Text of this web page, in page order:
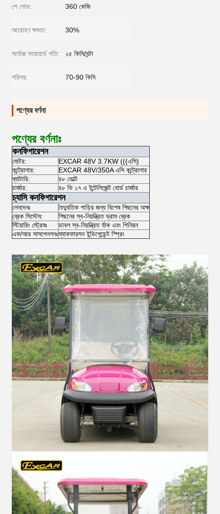
পে লোড: 360 কেজি
আরোহণ ক্ষমতা: 30%
সর্বোচ্চ ফরোয়ার্ড গতি: ২৫ কিমি/ঘন্টা
পরিসর: 70-90 কিমি
পণ্যের বর্ণনা
পণ্যের বর্ণনাঃ
কনফিগারেশন
মোটর:
EXCAR 48V 3.7KW (((এসি)
কন্ট্রোলার:
EXCAR 48V/350A এসি কন্ট্রোলার
ব্যাটারি:
৪৮ ভোল্ট
চার্জার:
৪৮ ভি ১৭ এ ইন্টেলিজেন্ট বোর্ড চার্জার
চ্যাসি কনফিগারেশন
লেনদেনঃ
বৈদ্যুতিক গাড়ির জন্য বিশেষ পিছনের অক্ষ
ব্রেক সিস্টেম:
পিছনের স্ব-নিয়ন্ত্রিত ড্রাম ব্রেক
স্টিয়ারিং স্ট্রেমঃ
ডাবল স্ব-নিয়ন্ত্রিত র্যাক এবং পিনিয়ন
এফ/আর সাসপেনশনঃম্যাকফারসন ইন্ডিপেন্ডেন্ট স্প্রিং